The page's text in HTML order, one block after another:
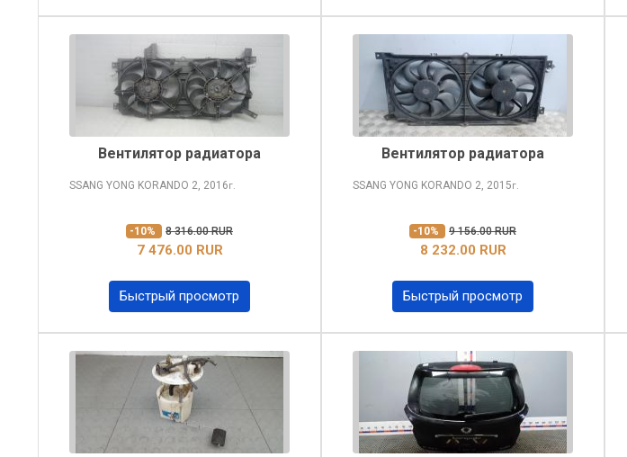
Вентилятор радиатора
SSANG YONG KORANDO 2, 2016г.
-10% 8 316.00 RUR
7 476.00 RUR
Быстрый просмотр
Вентилятор радиатора
SSANG YONG KORANDO 2, 2015г.
-10% 9 156.00 RUR
8 232.00 RUR
Быстрый просмотр